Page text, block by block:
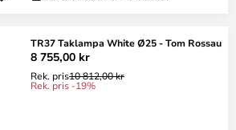
TR37 Taklampa White Ø25 - Tom Rossau
8 755,00 kr
Rek. pris10 812,00 kr
Rek. pris -19%